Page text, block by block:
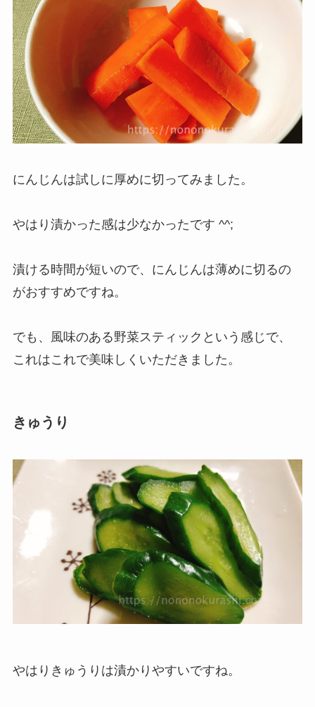
にんじんは試しに厚めに切ってみました。
やはり漬かった感は少なかったです ^^;
漬ける時間が短いので、にんじんは薄めに切るの
がおすすめですね。
でも、風味のある野菜スティックという感じで、
これはこれで美味しくいただきました。
きゅうり
やはりきゅうりは漬かりやすいですね。